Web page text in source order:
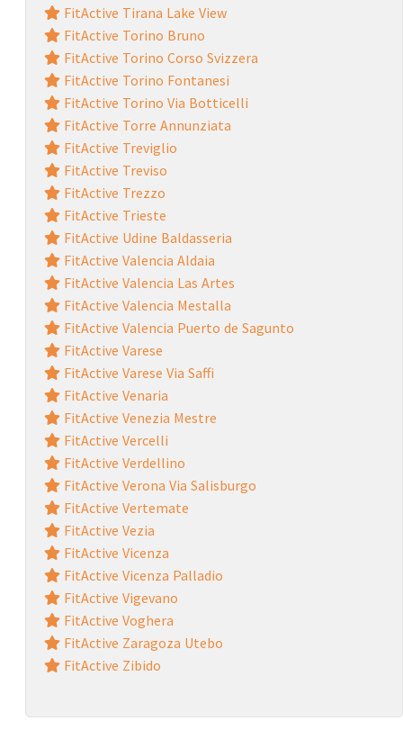
FitActive Tirana Lake View
FitActive Torino Bruno
FitActive Torino Corso Svizzera
FitActive Torino Fontanesi
FitActive Torino Via Botticelli
FitActive Torre Annunziata
FitActive Treviglio
FitActive Treviso
FitActive Trezzo
FitActive Trieste
FitActive Udine Baldasseria
FitActive Valencia Aldaia
FitActive Valencia Las Artes
FitActive Valencia Mestalla
FitActive Valencia Puerto de Sagunto
FitActive Varese
FitActive Varese Via Saffi
FitActive Venaria
FitActive Venezia Mestre
FitActive Vercelli
FitActive Verdellino
FitActive Verona Via Salisburgo
FitActive Vertemate
FitActive Vezia
FitActive Vicenza
FitActive Vicenza Palladio
FitActive Vigevano
FitActive Voghera
FitActive Zaragoza Utebo
FitActive Zibido